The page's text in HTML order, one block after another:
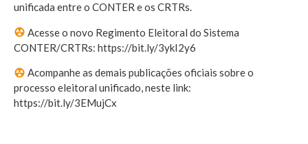
unificada entre o CONTER e os CRTRs.
Acesse o novo Regimento Eleitoral do Sistema
CONTER/CRTRs: https://bit.ly/3ykI2y6
Acompanhe as demais publicações oficiais sobre o
processo eleitoral unificado, neste link:
https://bit.ly/3EMujCx